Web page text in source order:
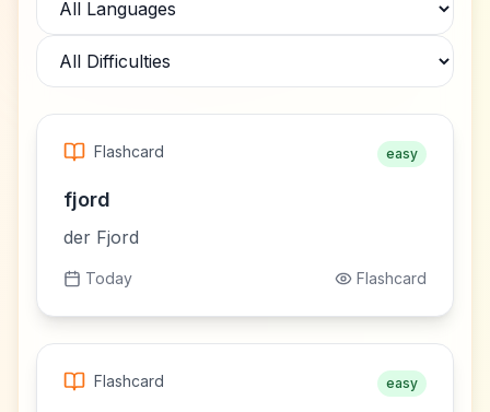
Flashcard easy
fjord
der Fjord
Today Flashcard
Flashcard easy